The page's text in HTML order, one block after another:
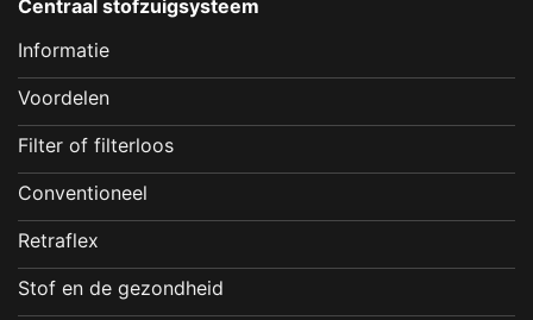
Centraal stofzuigsysteem
Informatie
Voordelen
Filter of filterloos
Conventioneel
Retraflex
Stof en de gezondheid